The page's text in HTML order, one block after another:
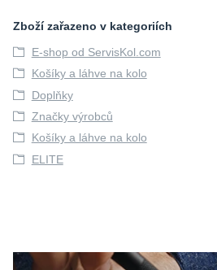
Zboží zařazeno v kategoriích
E-shop od ServisKol.com
Košíky a láhve na kolo
Doplňky
Značky výrobců
Košíky a láhve na kolo
ELITE